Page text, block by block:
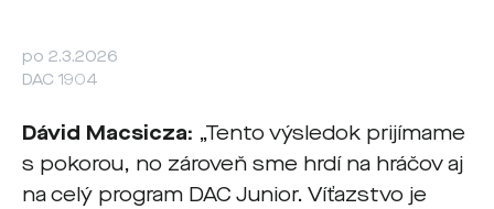
po 2.3.2026
DAC 1904
Dávid Macsicza: „Tento výsledok prijímame
s pokorou, no zároveň sme hrdí na hráčov aj
na celý program DAC Junior. Víťazstvo je